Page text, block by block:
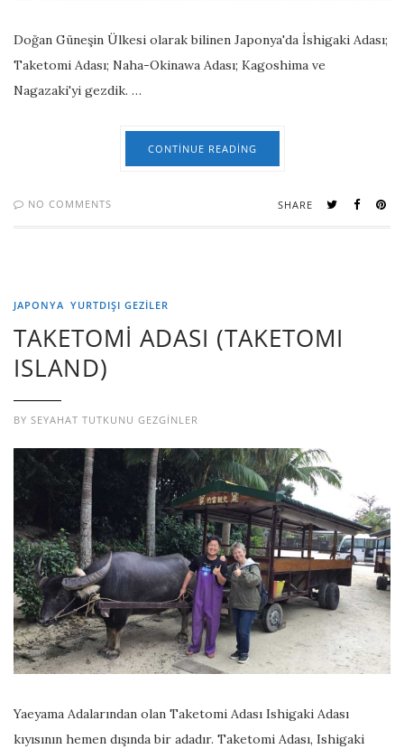
Doğan Güneşin Ülkesi olarak bilinen Japonya'da İshigaki Adası;
Taketomi Adası; Naha-Okinawa Adası; Kagoshima ve
Nagazaki'yi gezdik. …
CONTINUE READING
NO COMMENTS SHARE
JAPONYA YURTDIŞI GEZILER
TAKETOMİ ADASI (TAKETOMI
ISLAND)
BY SEYAHAT TUTKUNU GEZGINLER
Yaeyama Adalarından olan Taketomi Adası Ishigaki Adası
kıyısının hemen dışında bir adadır. Taketomi Adası, Ishigaki